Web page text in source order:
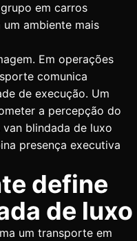
em carros
ambiente mais
Em operações
comunica
de execução. Um
a percepção do
blindada de luxo
presença executiva
define
de luxo
um transporte em